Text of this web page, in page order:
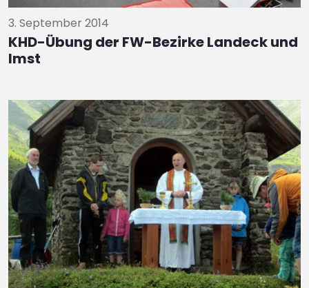
3. September 2014
KHD-Übung der FW-Bezirke Landeck und
Imst